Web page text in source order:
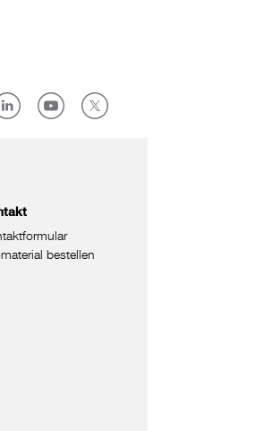
bestellen